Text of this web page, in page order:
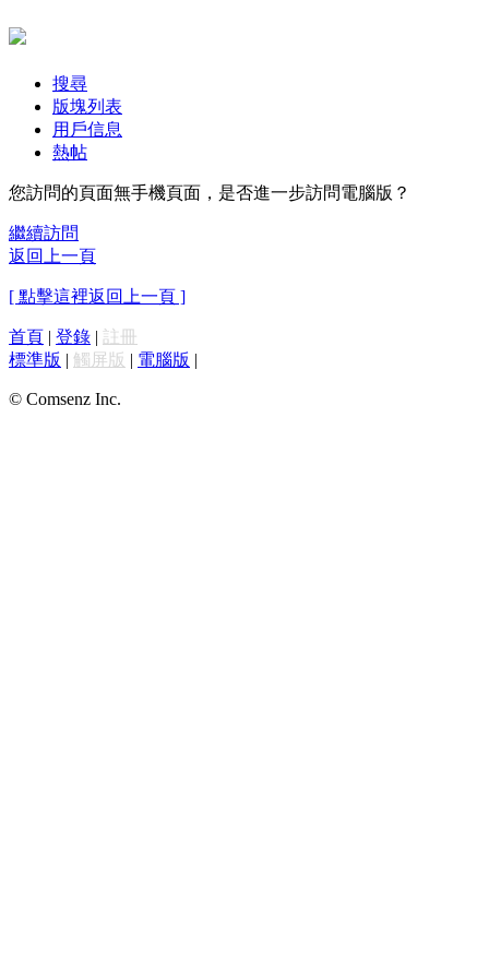
搜尋
版塊列表
用戶信息
熱帖
您訪問的頁面無手機頁面，是否進一步訪問電腦版？
繼續訪問
返回上一頁
[ 點擊這裡返回上一頁 ]
首頁 | 登錄 | 註冊
標準版 | 觸屏版 | 電腦版 |
© Comsenz Inc.